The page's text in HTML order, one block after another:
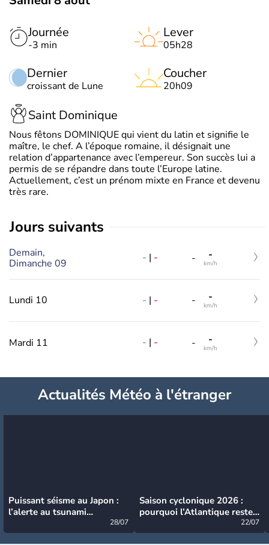
Journée
-3 min
Dernier
croissant de Lune
Lever
05h28
Coucher
20h09
Saint Dominique
Nous fêtons DOMINIQUE qui vient du latin et signifie le
maître, le chef. A l’époque romaine, il désignait une
relation d’appartenance avec l’empereur. Son succès lui a
permis de se répandre dans toute l’Europe latine.
Actuellement, c’est un prénom mixte en France et devenu
très rare.
jours suivants
Demain,
Dimanche 09
- | - - -
km/h
Lundi 10 - | - - -
km/h
Mardi 11 - | - - -
km/h
Actualités Météo à l'étranger
Puissant séisme au Japon :
l’alerte au tsunami
28/07
Saison cyclonique 2026 :
pourquoi l’Atlantique reste
22/07